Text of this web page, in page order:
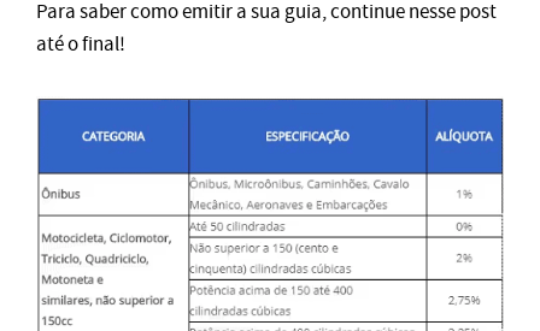
Para saber como emitir a sua guia, continue nesse post
até o final!